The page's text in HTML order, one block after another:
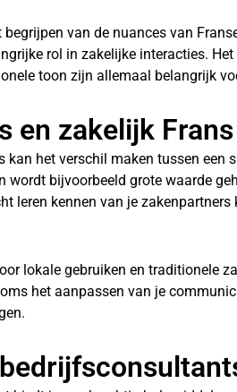
van de nuances van
rol in zakelijke interacties.
toon zijn allemaal belangrijk
en zakelijk Frans
kan het verschil maken tussen een
wordt bijvoorbeeld grote waarde
leren kennen van je
lokale gebruiken en traditionele
het aanpassen van je